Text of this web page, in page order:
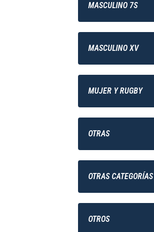
MASCULINO 7S
MASCULINO XV
MUJER Y RUGBY
OTRAS
OTRAS CATEGORÍAS
OTROS